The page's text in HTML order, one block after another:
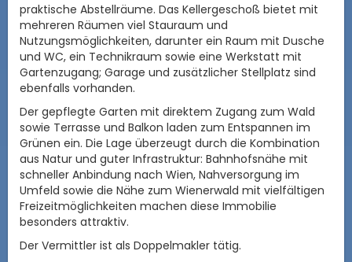
praktische Abstellräume. Das Kellergeschoß bietet mit
mehreren Räumen viel Stauraum und
Nutzungsmöglichkeiten, darunter ein Raum mit Dusche
und WC, ein Technikraum sowie eine Werkstatt mit
Gartenzugang; Garage und zusätzlicher Stellplatz sind
ebenfalls vorhanden.
Der gepflegte Garten mit direktem Zugang zum Wald
sowie Terrasse und Balkon laden zum Entspannen im
Grünen ein. Die Lage überzeugt durch die Kombination
aus Natur und guter Infrastruktur: Bahnhofsnähe mit
schneller Anbindung nach Wien, Nahversorgung im
Umfeld sowie die Nähe zum Wienerwald mit vielfältigen
Freizeitmöglichkeiten machen diese Immobilie
besonders attraktiv.
Der Vermittler ist als Doppelmakler tätig.